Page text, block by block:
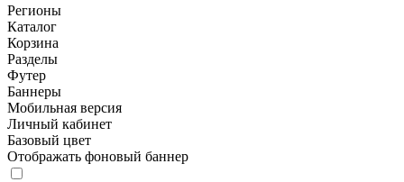
Регионы
Каталог
Корзина
Разделы
Футер
Баннеры
Мобильная версия
Личный кабинет
Базовый цвет
Отображать фоновый баннер